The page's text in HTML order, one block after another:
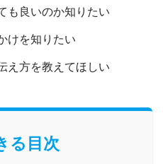
も良いのか知りたい
けを知りたい
え方を教えてほしい
る目次